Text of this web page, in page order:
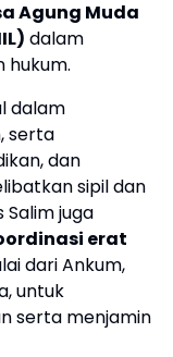
Agung Muda
dalam
hukum.
dalam
serta
dan
sipil dan
juga
erat
dari Ankum,
untuk
serta menjamin